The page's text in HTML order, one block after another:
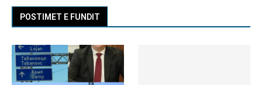
POSTIMET E FUNDIT